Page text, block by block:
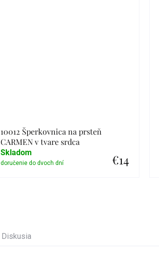
10012 Šperkovnica na prsteň
CARMEN v tvare srdca
€14
Skladom
Diskusia